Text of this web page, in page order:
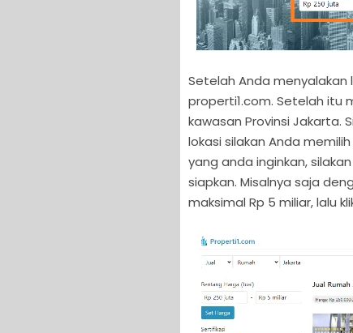
Setelah Anda
properti1.com. Setelah itu
kawasan Provinsi Jakarta.
lokasi silakan Anda
yang anda inginkan,
siapkan. Misalnya saja
maksimal Rp 5 miliar, lalu